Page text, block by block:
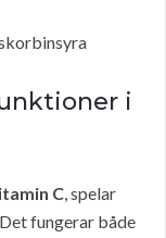
i
C, spelar
fungerar både